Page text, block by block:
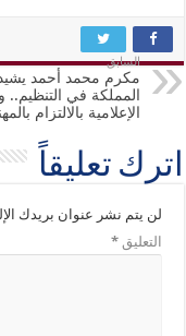
السابق
مكرم محمد أحمد
المملكة في التنظيم..
الإعلامية بالالتزام
اترك تعليقاً
لن يتم نشر عنوان بريدك
التعليق*